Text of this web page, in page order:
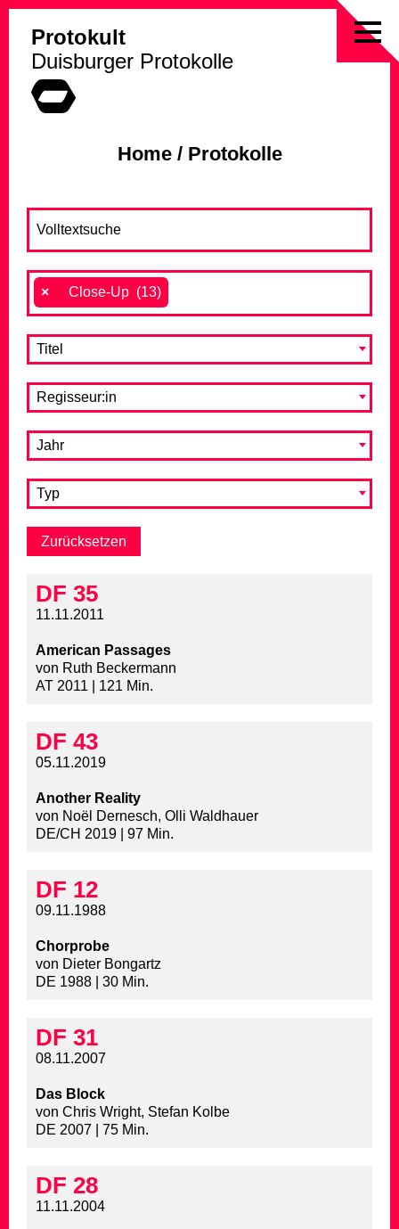
to
Protokult
Duisburger Protokolle
Home/ Protokolle
× Close-Up (13)
Titel
Regisseur:in
Jahr
Typ
DF 35
11.11.2011
American Passages
von Ruth Beckermann
AT 2011 | 121 Min.
DF 43
05.11.2019
Another Reality
von Noël Dernesch, Olli Waldhauer
DE/CH 2019 | 97 Min.
DF 12
09.11.1988
Chorprobe
von Dieter Bongartz
DE 1988 | 30 Min.
DF 31
08.11.2007
Das Block
von Chris Wright, Stefan Kolbe
DE 2007 | 75 Min.
DF 28
11.11.2004